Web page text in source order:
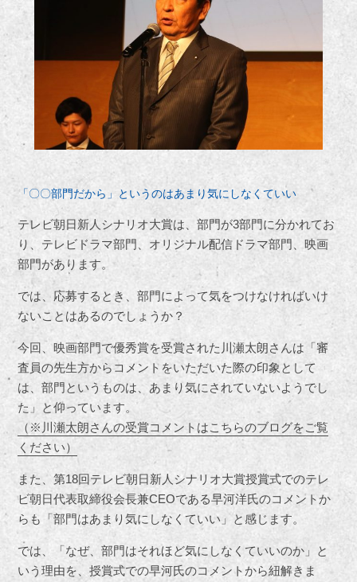
「〇〇部門だから」というのはあまり気にしなくていい
テレビ朝日新人シナリオ大賞は、部門が3部門に分かれてお
り、テレビドラマ部門、オリジナル配信ドラマ部門、映画
部門があります。
では、応募するとき、部門によって気をつけなければいけ
ないことはあるのでしょうか？
今回、映画部門で優秀賞を受賞された川瀬太朗さんは「審
査員の先生方からコメントをいただいた際の印象として
は、部門というものは、あまり気にされていないようでし
た」と仰っています。
（※川瀬太朗さんの受賞コメントはこちらのブログをご覧
ください）
また、第18回テレビ朝日新人シナリオ大賞授賞式でのテレ
ビ朝日代表取締役会長兼CEOである早河洋氏のコメントか
らも「部門はあまり気にしなくていい」と感じます。
では、「なぜ、部門はそれほど気にしなくていいのか」と
いう理由を、授賞式での早河氏のコメントから紐解きま